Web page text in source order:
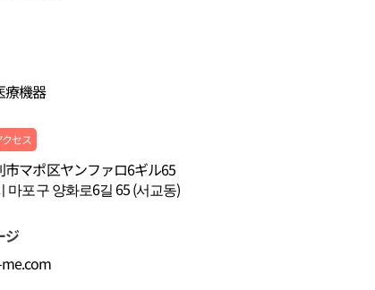
療機器
クセス
市マポ区ヤンファロ6ギル65
마포구 양화로6길 65 (서교동)
ジ